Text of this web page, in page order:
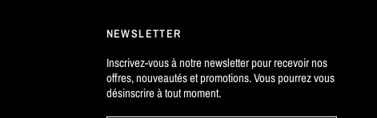
NEWSLETTER
Inscrivez-vous à notre newsletter pour recevoir nos
offres, nouveautés et promotions. Vous pourrez vous
désinscrire à tout moment.